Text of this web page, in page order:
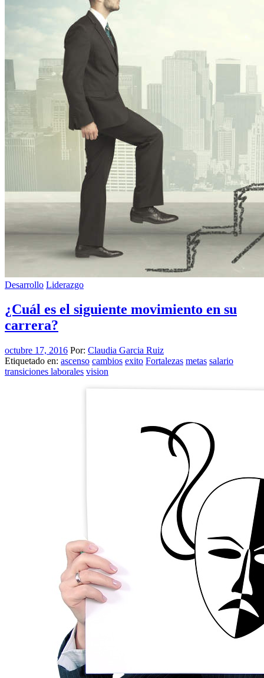
Desarrollo Liderazgo
¿Cuál es el siguiente movimiento en su
carrera?
octubre 17, 2016 Por: Claudia Garcia Ruiz
Etiquetado en: ascenso cambios exito Fortalezas metas salario
transiciones laborales vision